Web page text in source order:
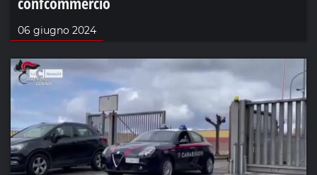
06 giugno 2024